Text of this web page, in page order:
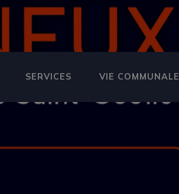
SERVICES VIE COMMUNALE